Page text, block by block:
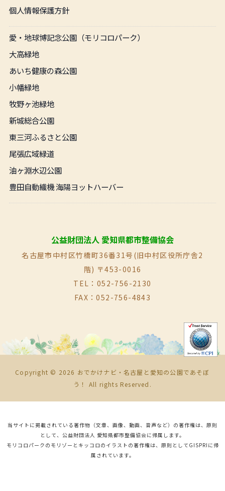
個人情報保護方針
愛・地球博記念公園（モリコロパーク）
大高緑地
あいち健康の森公園
小幡緑地
牧野ヶ池緑地
新城総合公園
東三河ふるさと公園
尾張広域緑道
油ヶ淵水辺公園
豊田自動織機 海陽ヨットハーバー
公益財団法人 愛知県都市整備協会
名古屋市中村区竹橋町36番31号(旧中村区役所庁舎2
階) 〒453-0016
TEL：052-756-2130
FAX：052-756-4843
Copyright © 2026 おでかけナビ・名古屋と愛知の公園であそぼ
う！ All rights Reserved.
当サイトに掲載されている著作物（文章、画像、動画、音声など）の著作権は、原則
として、公益財団法人 愛知県都市整備協会に帰属します。
モリコロパークのモリゾーとキッコロのイラストの著作権は、原則としてGISPRIに帰
属されています。